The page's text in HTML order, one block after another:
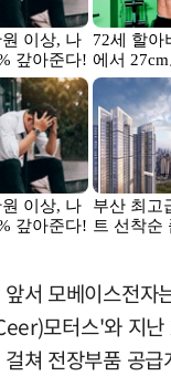
서 모베이스전자
모터스'와 지
쳐 전장부품 공